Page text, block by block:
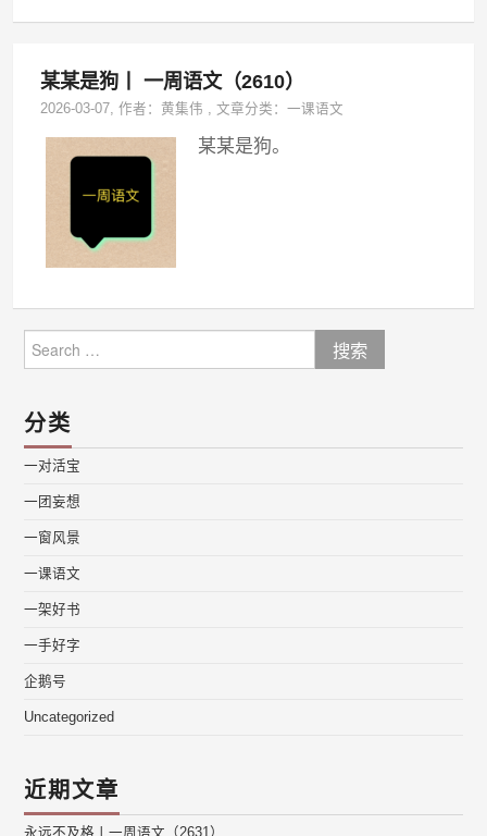
某某是狗丨 一周语文（2610）
2026-03-07, 作者：黄集伟 ,文章分类：一课语文
某某是狗。
for:
分类
一对活宝
一团妄想
一窗风景
一课语文
一架好书
一手好字
企鹅号
Uncategorized
近期文章
永远不及格丨一周语文（2631）